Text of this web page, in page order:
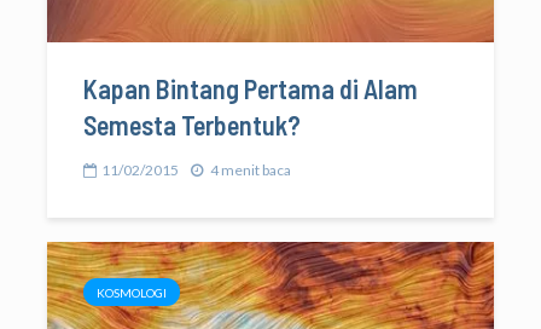
Kapan Bintang Pertama di Alam
Semesta Terbentuk?
11/02/2015 4 menit baca
KOSMOLOGI